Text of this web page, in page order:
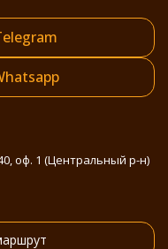
оф. 1 (Центральный р-н)